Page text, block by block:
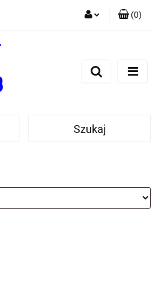
Zarejestruj się
(0)
Szukaj